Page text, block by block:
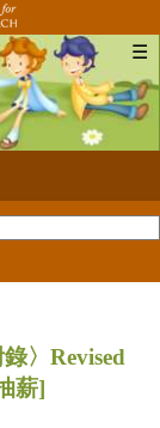
☰
〉Revised
薪]